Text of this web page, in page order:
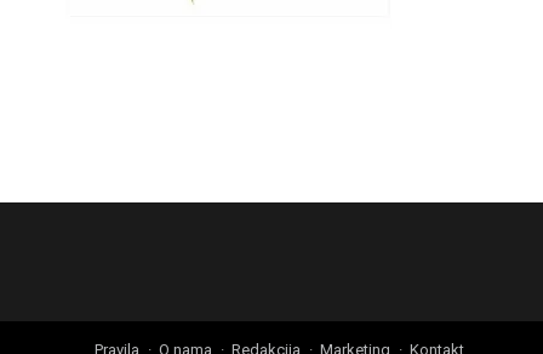
Pravila O nama Redakcija Marketing Kontakt